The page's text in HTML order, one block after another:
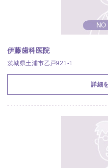
伊藤歯科医院
茨城県土浦市乙戸921-1
詳細